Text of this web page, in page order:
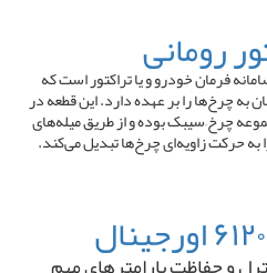
رومانی
فرمان خودرو و یا تراکتور است که
به چرخ‌ها را بر عهده دارد. این قطعه در
چرخ‌–سیبک بوده و از طریق میله‌های
به حرکت زاویه‌ای چرخ‌ها تبدیل می‌کند.